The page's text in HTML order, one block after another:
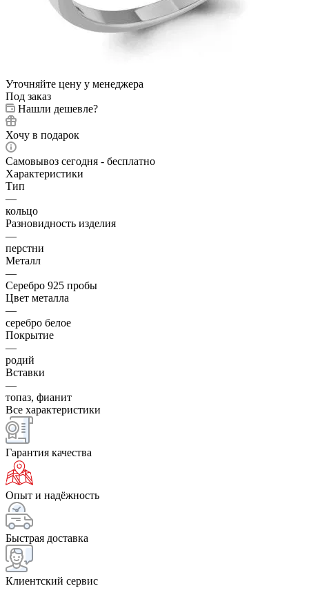
Уточняйте цену у менеджера
Под заказ
Нашли дешевле?
Хочу в подарок
Самовывоз сегодня - бесплатно
Характеристики
Тип
—
кольцо
Разновидность изделия
—
перстни
Металл
—
Серебро 925 пробы
Цвет металла
—
серебро белое
Покрытие
—
родий
Вставки
—
топаз, фианит
Все характеристики
Гарантия качества
Опыт и надёжность
Быстрая доставка
Клиентский сервис